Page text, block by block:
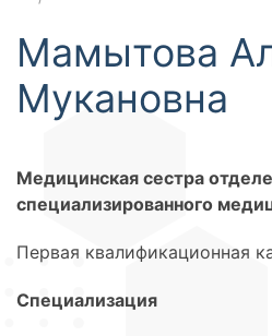
Мамытова
Мукановна
Медицинская сестра
специализированного
Первая квалификационная
Специализация